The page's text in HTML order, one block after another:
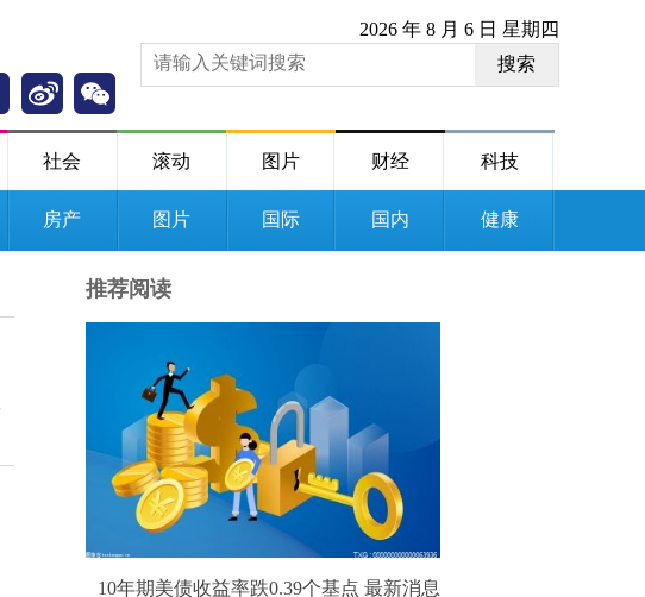
2026 年 8 月 6 日 星期四
搜索
社会 滚动 图片 财经 科技
房产 图片 国际 国内 健康
推荐阅读
10年期美债收益率跌0.39个基点 最新消息